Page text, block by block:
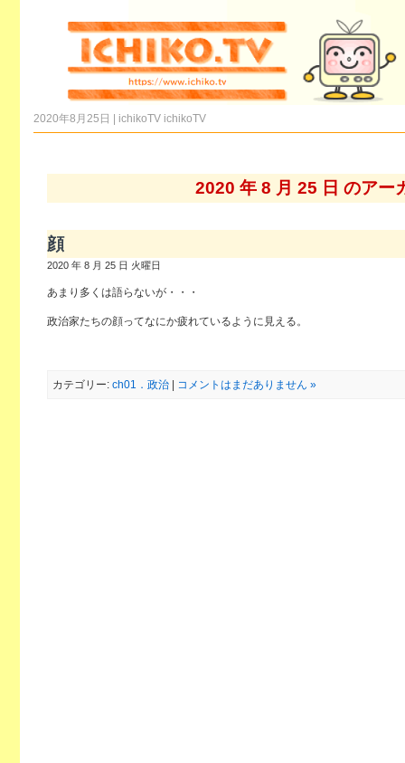
2020年8月25日 | ichikoTV ichikoTV
2020 年 8 月 25 日 のアー
顔
2020 年 8 月 25 日 火曜日
あまり多くは語らないが・・・
政治家たちの顔ってなにか疲れているように見える。
カテゴリー: ch01．政治| コメントはまだありません »